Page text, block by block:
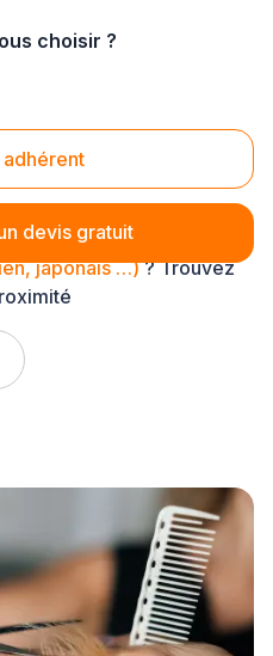
choisir ?
devis gratuit
japonais …)
japonais …)? Trouvez